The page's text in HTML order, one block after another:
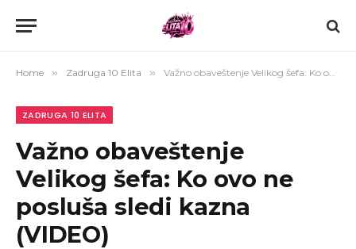
Home » Zadruga 10 Elita » Važno obaveštenje Velikog šefa: Ko ovo ne posluša sledi kazna (VIDEO)
ZADRUGA 10 ELITA
Važno obaveštenje
Velikog šefa: Ko ovo ne
posluša sledi kazna
(VIDEO)